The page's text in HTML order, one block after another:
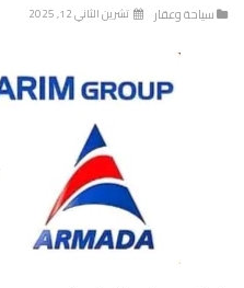
وعقار تشرين الثاني 12, 2025